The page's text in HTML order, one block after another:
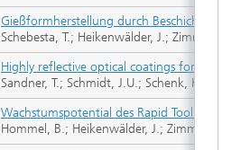
Gießformherstellung durch Beschichtung
Schebesta, T.; Heikenwälder, J.; Zimmer, O.
Highly reflective optical coatings for high
Sandner, T.; Schmidt, J.U.; Schenk, H.;
Wachstumspotential des Rapid Tooling
Hommel, B.; Heikenwälder, J.; Zimmer, O.